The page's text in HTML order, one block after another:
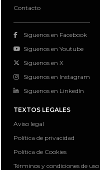
Contacto
Siguenos en Facebook
Siguenos en Youtube
Siguenos en X
Siguenos en Instagram
Siguenos en LinkedIn
TEXTOS LEGALES
Aviso legal
Política de privacidad
Política de Cookies
Términos y condiciones de uso